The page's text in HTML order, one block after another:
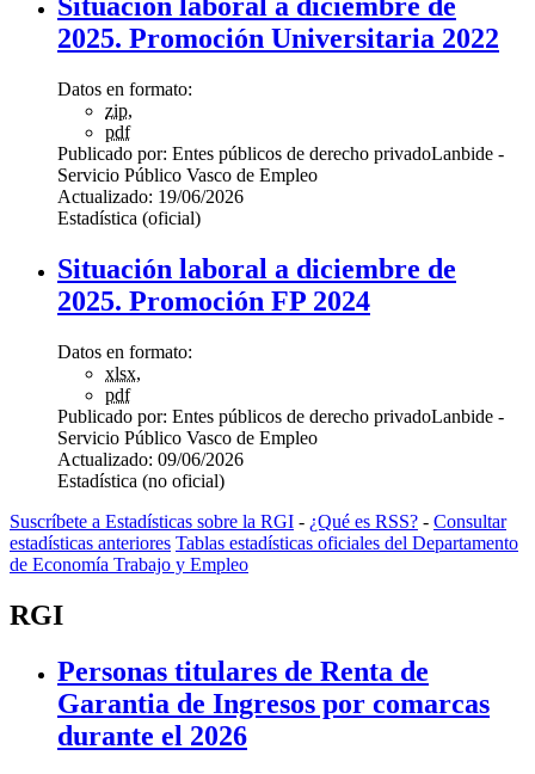
Situación laboral a diciembre de
2025. Promoción Universitaria 2022
Datos en formato:
zip,
pdf
Publicado por: Entes públicos de derecho privadoLanbide -
Servicio Público Vasco de Empleo
Actualizado: 19/06/2026
Estadística (oficial)
Situación laboral a diciembre de
2025. Promoción FP 2024
Datos en formato:
xlsx,
pdf
Publicado por: Entes públicos de derecho privadoLanbide -
Servicio Público Vasco de Empleo
Actualizado: 09/06/2026
Estadística (no oficial)
Suscríbete a Estadísticas sobre la RGI - ¿Qué es RSS? - Consultar
estadísticas anteriores Tablas estadísticas oficiales del Departamento
de Economía Trabajo y Empleo
RGI
Personas titulares de Renta de
Garantia de Ingresos por comarcas
durante el 2026